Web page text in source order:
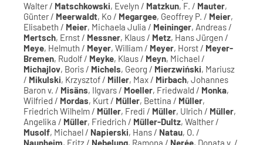
Walter / Matschkowski, Evelyn / Matzkun, F. / Mauter,
Günter / Meerwaldt, Ko / Megargee, Geoffrey P. / Meier,
Elisabeth / Meier, Michaela Julia / Meininger, Andreas /
Mertsch, Ernst / Messner, Klaus / Metz, Hans Jürgen /
Meye, Helmuth / Meyer, William / Meyer, Horst / Meyer-
Bremen, Rudolf / Meyke, Klaus / Meyn, Michael /
Michajlov, Boris / Michels, Georg / Mierzwiński, Mariusz
/ Mikulski, Krzysztof / Miller, Max / Mirbach, Johannes
Baron v. / Misäns, Ilgvars / Moeller, Friedwald / Monka,
Wilfried / Mordas, Kurt / Müller, Bettina / Müller,
Friedrich Wilhelm / Müller, Fredi / Müller, Ulrich / Müller,
Angelika / Müller, Friedrich / Müller-Dultz, Walther /
Musolf, Michael / Napierski, Hans / Natau, O. /
Naunheim, Fritz / Nebelung, Ramona / Nerée, Donata v. /